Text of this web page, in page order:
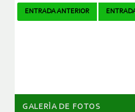
Navegador
ENTRADA ANTERIOR
GALERÌA DE FOTOS